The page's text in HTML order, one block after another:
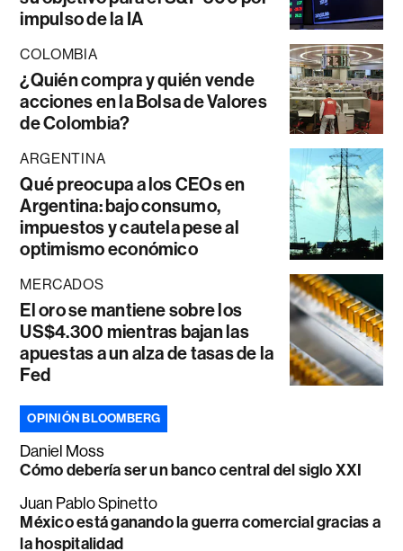
impulso de la IA
COLOMBIA
¿Quién compra y quién vende
acciones en la Bolsa de Valores
de Colombia?
ARGENTINA
Qué preocupa a los CEOs en
Argentina: bajo consumo,
impuestos y cautela pese al
optimismo económico
MERCADOS
El oro se mantiene sobre los
US$4.300 mientras bajan las
apuestas a un alza de tasas de la
Fed
OPINIÓN BLOOMBERG
Daniel Moss
Cómo debería ser un banco central del siglo XXI
Juan Pablo Spinetto
México está ganando la guerra comercial gracias a
la hospitalidad